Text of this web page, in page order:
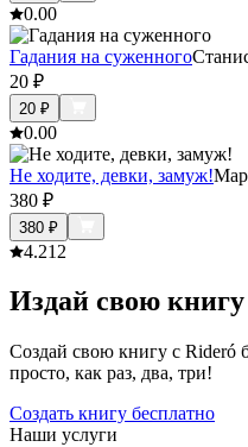
0.00
Гадания на суженного
20 ₽
20 ₽
0.00
Не ходите, девки, замуж!
380 ₽
380 ₽
4.212
Издай свою книгу
Создай свою книгу с Rideró
просто, как раз, два, три!
Создать книгу бесплатно
Наши услуги